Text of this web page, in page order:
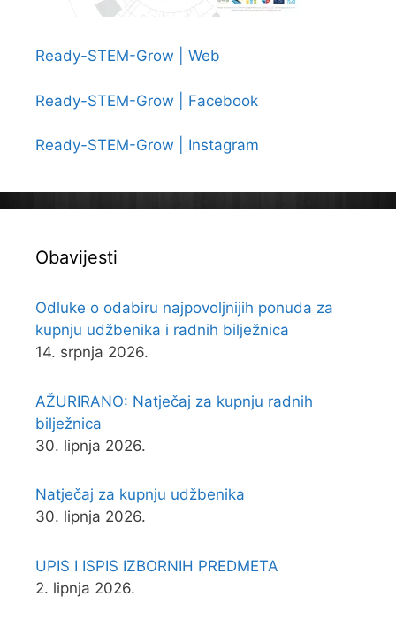
Ready-STEM-Grow | Web
Ready-STEM-Grow | Facebook
Ready-STEM-Grow | Instagram
Obavijesti
Odluke o odabiru najpovoljnijih ponuda za
kupnju udžbenika i radnih bilježnica
14. srpnja 2026.
AŽURIRANO: Natječaj za kupnju radnih
bilježnica
30. lipnja 2026.
Natječaj za kupnju udžbenika
30. lipnja 2026.
UPIS I ISPIS IZBORNIH PREDMETA
2. lipnja 2026.